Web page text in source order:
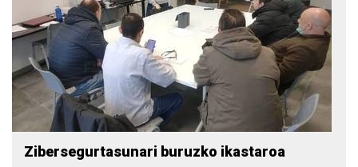
Zibersegurtasunari buruzko ikastaroa